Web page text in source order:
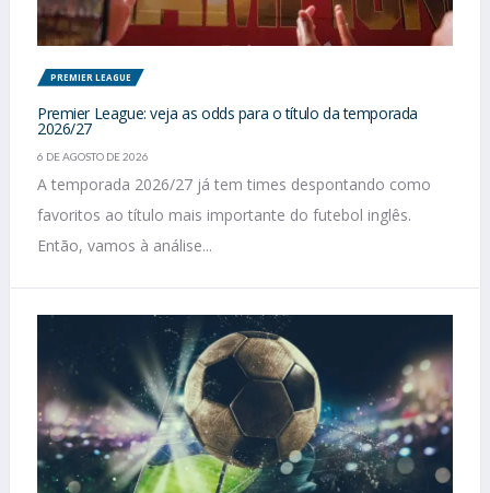
PREMIER LEAGUE
Premier League: veja as odds para o título da temporada
2026/27
6 DE AGOSTO DE 2026
A temporada 2026/27 já tem times despontando como
favoritos ao título mais importante do futebol inglês.
Então, vamos à análise...